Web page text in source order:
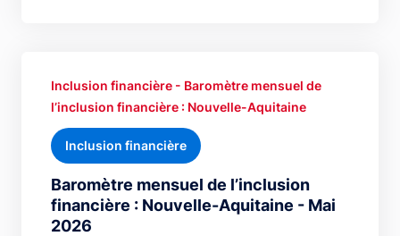
Baromètre mensuel de l’inclusion
financière : Nouvelle-Aquitaine - Mai
2026
Inclusion financière - Baromètre mensuel de
l’inclusion financière : Nouvelle-Aquitaine
Inclusion financière